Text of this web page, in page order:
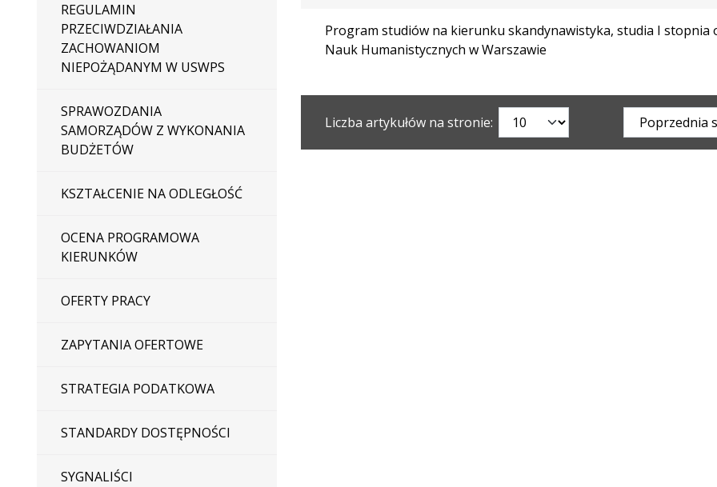
REGULAMIN
PRZECIWDZIAŁANIA
ZACHOWANIOM
NIEPOŻĄDANYM W USWPS
SPRAWOZDANIA
SAMORZĄDÓW Z WYKONANIA
BUDŻETÓW
KSZTAŁCENIE NA ODLEGŁOŚĆ
OCENA PROGRAMOWA
KIERUNKÓW
OFERTY PRACY
ZAPYTANIA OFERTOWE
STRATEGIA PODATKOWA
STANDARDY DOSTĘPNOŚCI
SYGNALIŚCI
Program studiów na kierunku skandynawistyka, studia I
Nauk Humanistycznych w Warszawie
Liczba artykułów na stronie: Poprzednia